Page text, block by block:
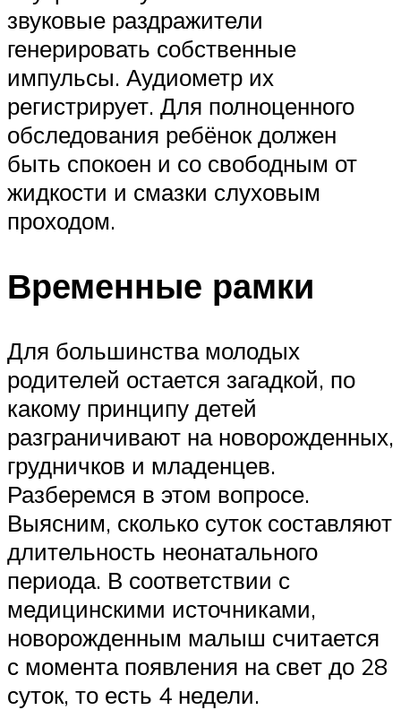
звуковые раздражители
генерировать собственные
импульсы. Аудиометр их
регистрирует. Для полноценного
обследования ребёнок должен
быть спокоен и со свободным от
жидкости и смазки слуховым
проходом.
Временные рамки
Для большинства молодых
родителей остается загадкой, по
какому принципу детей
разграничивают на новорожденных,
грудничков и младенцев.
Разберемся в этом вопросе.
Выясним, сколько суток составляют
длительность неонатального
периода. В соответствии с
медицинскими источниками,
новорожденным малыш считается
с момента появления на свет до 28
суток, то есть 4 недели.